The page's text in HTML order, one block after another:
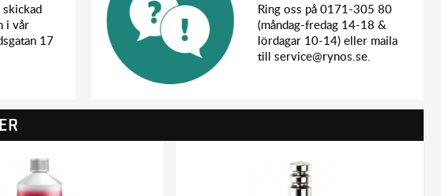
skickad
i vår
17
Ring oss på 0171-305 80
(måndag-fredag 14-18 &
lördagar 10-14) eller maila
till service@rynos.se.